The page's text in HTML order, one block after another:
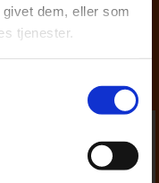
dem, eller som
tjenester.